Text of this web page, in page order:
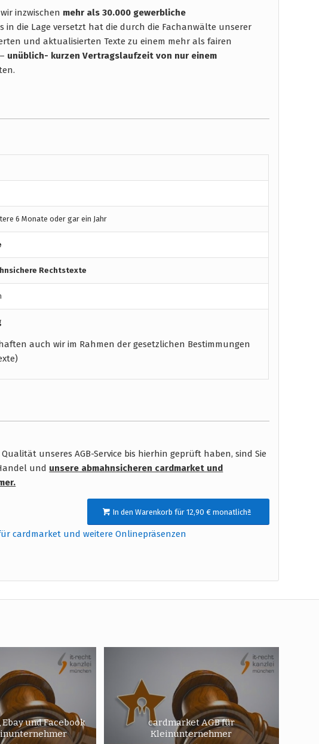
inzwischen mehr als 30.000 gewerbliche
in die Lage versetzt hat die durch die Fachanwälte unserer
und aktualisierten Texte zu einem mehr als fairen
unüblich- kurzen Vertragslaufzeit von nur einem
6 Monate oder gar ein Jahr
Rechtstexte
auch wir im Rahmen der gesetzlichen Bestimmungen
unseres AGB-Service bis hierhin geprüft haben, sind Sie
und unsere abmahnsicheren cardmarket und
In den Warenkorb für 12,90 € monatlichª
cardmarket und weitere Onlinepräsenzen
und Facebook
cardmarket AGB für
Kleinunternehmer